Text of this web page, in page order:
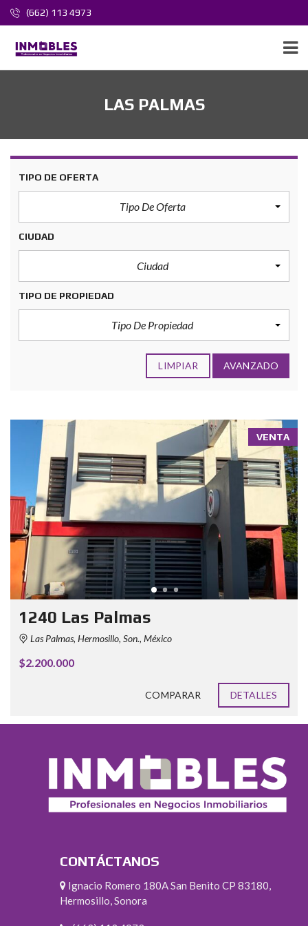
(662) 113 4973
LAS PALMAS
TIPO DE OFERTA
Tipo De Oferta
CIUDAD
Ciudad
TIPO DE PROPIEDAD
Tipo De Propiedad
LIMPIAR AVANZADO
VENTA
1240 Las Palmas
Las Palmas, Hermosillo, Son., México
$2.200.000
COMPARAR DETALLES
CONTÁCTANOS
Ignacio Romero 180A San Benito CP 83180,
Hermosillo, Sonora